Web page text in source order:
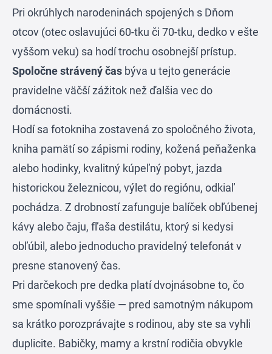
Pri okrúhlych narodeninách spojených s Dňom
otcov (otec oslavujúci 60-tku či 70-tku, dedko v ešte
vyššom veku) sa hodí trochu osobnejší prístup.
Spoločne strávený čas býva u tejto generácie
pravidelne väčší zážitok než ďalšia vec do
domácnosti.
Hodí sa fotokniha zostavená zo spoločného života,
kniha pamätí so zápismi rodiny, kožená peňaženka
alebo hodinky, kvalitný kúpeľný pobyt, jazda
historickou železnicou, výlet do regiónu, odkiaľ
pochádza. Z drobností zafunguje balíček obľúbenej
kávy alebo čaju, fľaša destilátu, ktorý si kedysi
obľúbil, alebo jednoducho pravidelný telefonát v
presne stanovený čas.
Pri darčekoch pre dedka platí dvojnásobne to, čo
sme spomínali vyššie — pred samotným nákupom
sa krátko porozprávajte s rodinou, aby ste sa vyhli
duplicite. Babičky, mamy a krstní rodičia obvykle